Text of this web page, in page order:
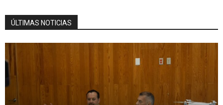
ÚLTIMAS NOTICIAS